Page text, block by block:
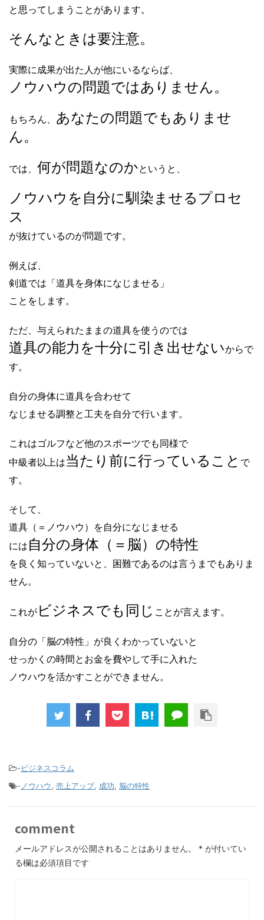
と思ってしまうことがあります。
そんなときは要注意。
実際に成果が出た人が他にいるならば、
ノウハウの問題ではありません。
もちろん、 あなたの問題でもありませ
ん。
では、 何が問題なのかというと、
ノウハウを自分に馴染ませるプロセ
ス
が抜けているのが問題です。
例えば、
剣道では「道具を身体になじませる」
ことをします。
ただ、与えられたままの道具を使うのでは
道具の能力を十分に引き出せないからで
す。
自分の身体に道具を合わせて
なじませる調整と工夫を自分で行います。
これはゴルフなど他のスポーツでも同様で
中級者以上は当たり前に行っていること で
す。
そして、
道具（＝ノウハウ）を自分になじませる
には 自分の身体（＝脳）の特性
を良く知っていないと、困難であるのは言うまでもありま
せん。
これが ビジネスでも同じ ことが言えます。
自分の「脳の特性」が良くわかっていないと
せっかくの時間とお金を費やして手に入れた
ノウハウを活かすことができません。
-ビジネスコラム
-ノウハウ, 売上アップ, 成功, 脳の特性
comment
メールアドレスが公開されることはありません。 * が付いてい
る欄は必須項目です